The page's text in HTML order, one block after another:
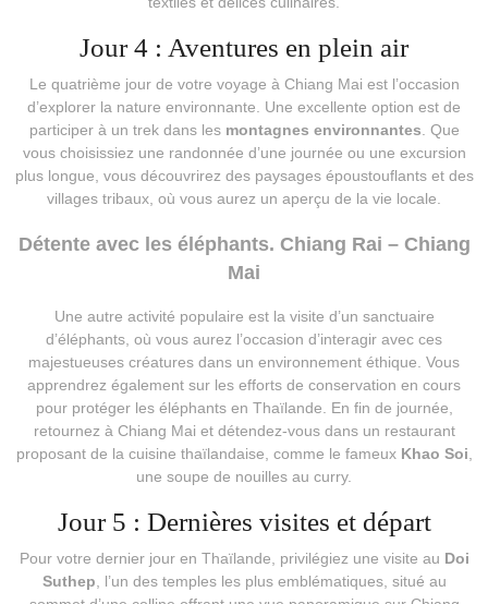
Jour 4 : Aventures en plein air
Le quatrième jour de votre voyage à Chiang Mai est l’occasion
d’explorer la nature environnante. Une excellente option est de
participer à un trek dans les montagnes environnantes. Que
vous choisissiez une randonnée d’une journée ou une excursion
plus longue, vous découvrirez des paysages époustouflants et des
villages tribaux, où vous aurez un aperçu de la vie locale.
Détente avec les éléphants. Chiang Rai – Chiang
Mai
Une autre activité populaire est la visite d’un sanctuaire
d’éléphants, où vous aurez l’occasion d’interagir avec ces
majestueuses créatures dans un environnement éthique. Vous
apprendrez également sur les efforts de conservation en cours
pour protéger les éléphants en Thaïlande. En fin de journée,
retournez à Chiang Mai et détendez-vous dans un restaurant
proposant de la cuisine thaïlandaise, comme le fameux Khao Soi,
une soupe de nouilles au curry.
Jour 5 : Dernières visites et départ
Pour votre dernier jour en Thaïlande, privilégiez une visite au Doi
Suthep, l’un des temples les plus emblématiques, situé au